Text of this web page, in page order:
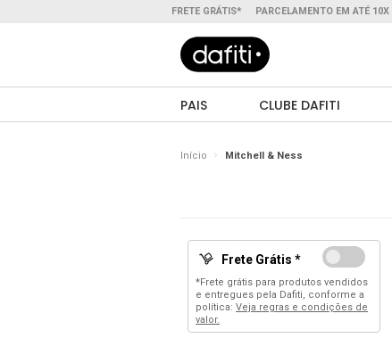
FRETE GRÁTIS* PARCELAMENTO EM ATÉ 10X
PAIS CLUBE DAFITI
Início Mitchell & Ness
Frete Grátis *
*Frete grátis para produtos vendidos
e entregues pela Dafiti, conforme a
política: Veja regras e condições de
valor.